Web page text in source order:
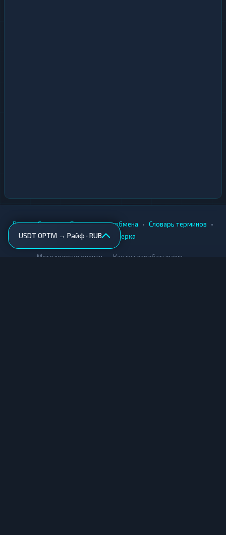
USDT OPTM → Райф · RUB
Вики • Города • Безопасность обмена • Словарь терминов •
AML-проверка
Методология оценки Как мы зарабатываем